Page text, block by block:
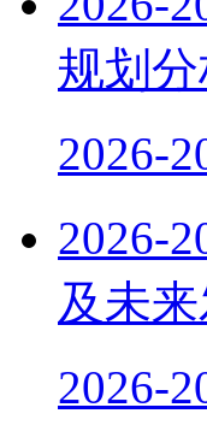
规划
2026-
2026-
及未
2026-